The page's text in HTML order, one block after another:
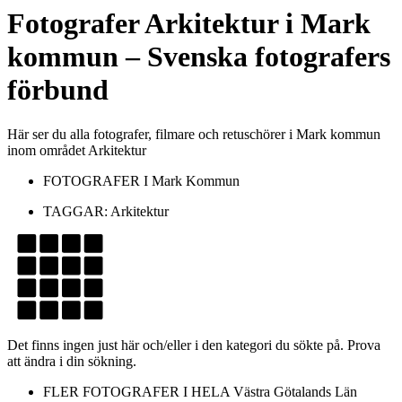
FotograferArkitekturi Mark
kommun– Svenska fotografers
förbund
Här ser du alla fotografer, filmare och retuschörer i Mark kommun
inom området Arkitektur
FOTOGRAFER I Mark Kommun
TAGGAR: Arkitektur
Det finns ingen just här och/eller i den kategori du sökte på. Prova
att ändra i din sökning.
FLER FOTOGRAFER I HELA Västra Götalands Län